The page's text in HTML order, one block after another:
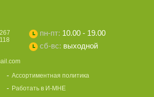
пн-пт: 10.00 - 19.00
сб-вс: выходной
Ассортиментная политика
Работать в И-МНЕ